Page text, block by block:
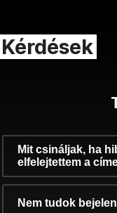
Mit csináljak, ha
elfelejtettem a
Nem tudok